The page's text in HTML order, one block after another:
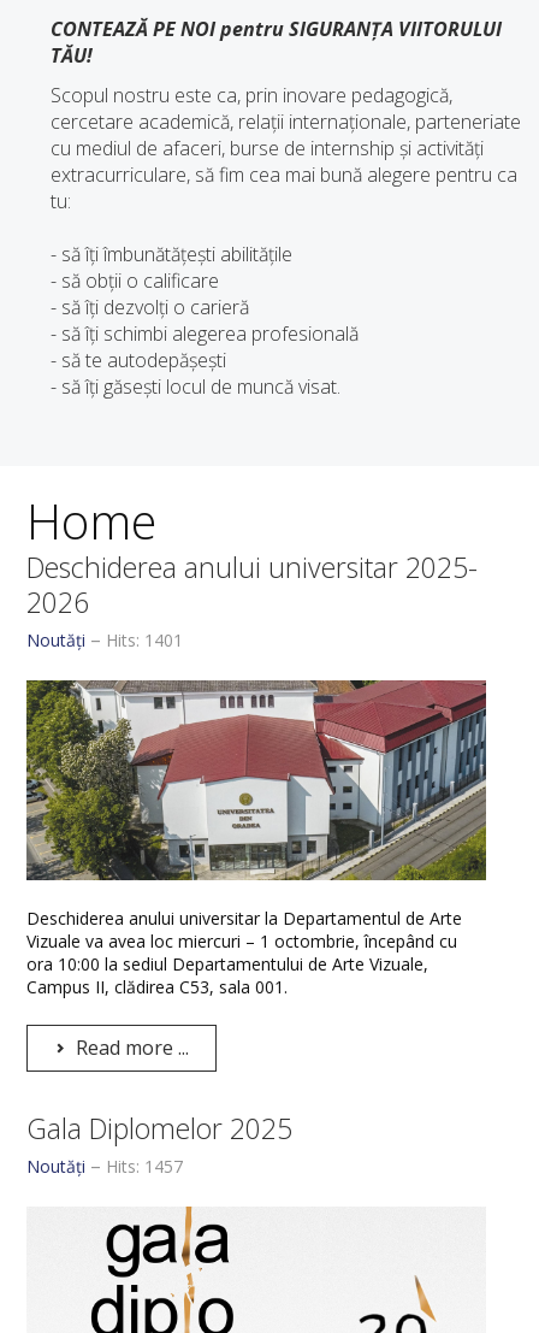
CONTEAZĂ PE NOI pentru SIGURANȚA VIITORULUI
TĂU!
Scopul nostru este ca, prin inovare pedagogică,
cercetare academică, relații internaționale, parteneriate
cu mediul de afaceri, burse de internship și activități
extracurriculare, să fim cea mai bună alegere pentru ca
tu:
- să îți îmbunătățești abilitățile
- să obții o calificare
- să îți dezvolți o carieră
- să îți schimbi alegerea profesională
- să te autodepășești
- să îți găsești locul de muncă visat.
Home
Deschiderea anului universitar 2025-
2026
Noutăți Hits: 1401
Deschiderea anului universitar la Departamentul de Arte
Vizuale va avea loc miercuri – 1 octombrie, începând cu
ora 10:00 la sediul Departamentului de Arte Vizuale,
Campus II, clădirea C53, sala 001.
Read more ...
Gala Diplomelor 2025
Noutăți Hits: 1457